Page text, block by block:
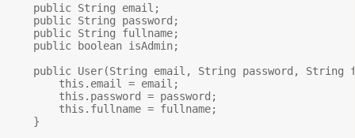
    public String email;
    public String password;
    public String fullname;
    public boolean isAdmin;
public User(String email, String password, String
        this.email = email;
        this.password = password;
        this.fullname = fullname;
    }